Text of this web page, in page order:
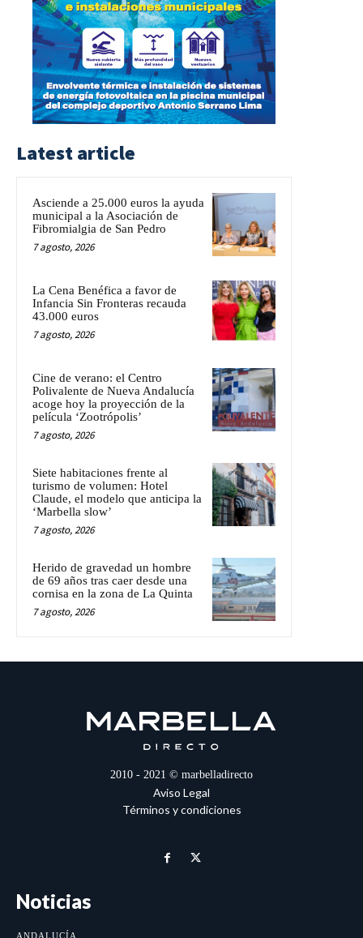
Latest article
Asciende a 25.000 euros la ayuda
municipal a la Asociación de
Fibromialgia de San Pedro
7 agosto, 2026
La Cena Benéfica a favor de
Infancia Sin Fronteras recauda
43.000 euros
7 agosto, 2026
Cine de verano: el Centro
Polivalente de Nueva Andalucía
acoge hoy la proyección de la
película ‘Zootrópolis’
7 agosto, 2026
Siete habitaciones frente al
turismo de volumen: Hotel
Claude, el modelo que anticipa la
‘Marbella slow’
7 agosto, 2026
Herido de gravedad un hombre
de 69 años tras caer desde una
cornisa en la zona de La Quinta
7 agosto, 2026
2010 - 2021 © marbelladirecto
Aviso Legal
Términos y condiciones
Noticias
ANDALUCÍA